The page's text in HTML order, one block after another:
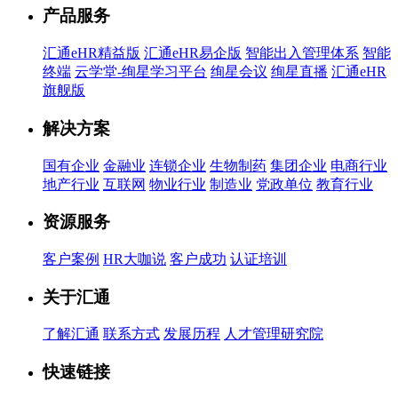
产品服务
汇通eHR精益版 汇通eHR易企版 智能出入管理体系 智能
终端 云学堂-绚星学习平台 绚星会议 绚星直播 汇通eHR
旗舰版
解决方案
国有企业 金融业 连锁企业 生物制药 集团企业 电商行业
地产行业 互联网 物业行业 制造业 党政单位 教育行业
资源服务
客户案例 HR大咖说 客户成功 认证培训
关于汇通
了解汇通 联系方式 发展历程 人才管理研究院
快速链接